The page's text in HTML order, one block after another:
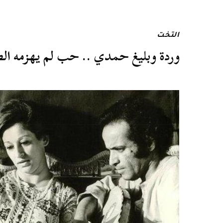
التخت
وردة وبليغ حمدي .. حب لم يهزمه